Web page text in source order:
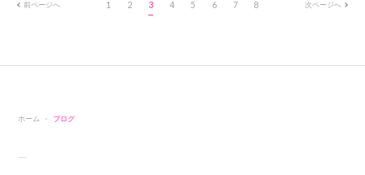
前ページへ 1 2 3 4 5 6 7 8 次ページへ
ホーム ブログ